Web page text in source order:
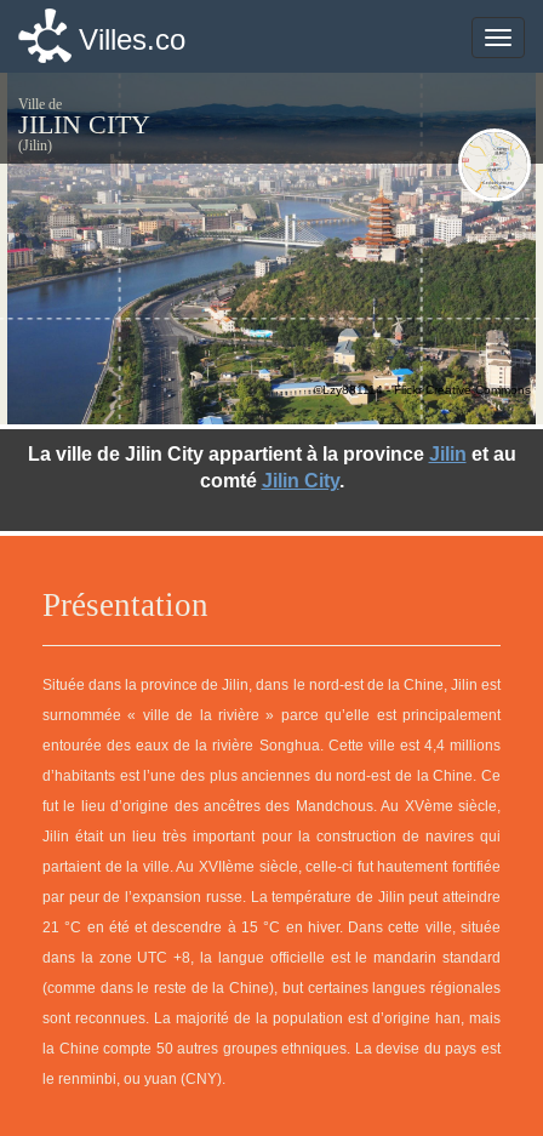
Toggle
Villes.co
Ville de
JILIN CITY
(Jilin)
Présentation
Située dans la province de Jilin, dans le nord-est de la Chine, Jilin est
surnommée « ville de la rivière » parce qu’elle est principalement
entourée des eaux de la rivière Songhua. Cette ville est 4,4 millions
d’habitants est l’une des plus anciennes du nord-est de la Chine. Ce
fut le lieu d’origine des ancêtres des Mandchous. Au XVème siècle,
Jilin était un lieu très important pour la construction de navires qui
partaient de la ville. Au XVIIème siècle, celle-ci fut hautement fortifiée
par peur de l’expansion russe. La température de Jilin peut atteindre
21 °C en été et descendre à 15 °C en hiver. Dans cette ville, située
dans la zone UTC +8, la langue officielle est le mandarin standard
(comme dans le reste de la Chine), but certaines langues régionales
sont reconnues. La majorité de la population est d’origine han, mais
la Chine compte 50 autres groupes ethniques. La devise du pays est
le renminbi, ou yuan (CNY).
La ville de Jilin City appartient à la province Jilin et au
comté Jilin City.
©Lzy881114 - Flickr Creative Commons
Toggle
Villes.co